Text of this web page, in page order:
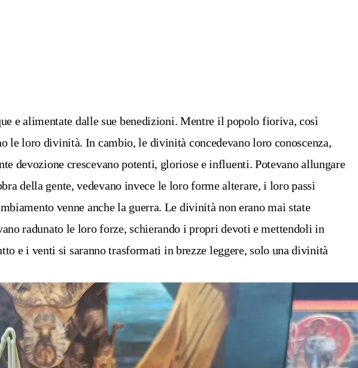
e alimentate dalle sue benedizioni. Mentre il popolo fioriva, così
le loro divinità. In cambio, le divinità concedevano loro conoscenza,
devozione crescevano potenti, gloriose e influenti. Potevano allungare
della gente, vedevano invece le loro forme alterare, i loro passi
venne anche la guerra. Le divinità non erano mai state
radunato le loro forze, schierando i propri devoti e mettendoli in
e i venti si saranno trasformati in brezze leggere, solo una divinità